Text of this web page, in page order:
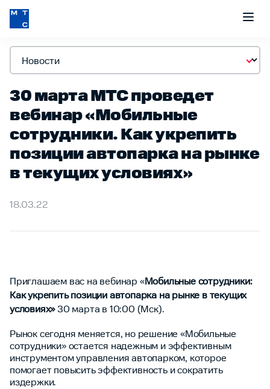
30 марта МТС проведет
вебинар «Мобильные
сотрудники. Как укрепить
позиции автопарка на рынке
в текущих условиях»
18.03.22
Приглашаем вас на вебинар «Мобильные сотрудники:
Как укрепить позиции автопарка на рынке в текущих
условиях»30 марта в 10:00 (Мск).
Рынок сегодня меняется, но решение «Мобильные
сотрудники» остается надежным и эффективным
инструментом управления автопарком, которое
помогает повысить эффективность и сократить
издержки.